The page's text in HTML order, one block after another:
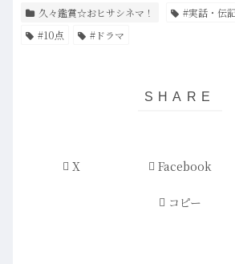
久々鑑賞☆おヒサシネマ！ #実話・伝
#10点
#ドラマ
X Facebook
コピー